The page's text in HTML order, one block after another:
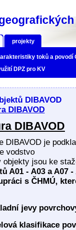
projekty
toků a povodí
DPZ pro KV
DIBAVOD
DIBAVOD
DIBAVOD
DIBAVOD je
vodstvo
objekty jsou ke
A01 - A03 a A07
s ČHMÚ,
jevy
klasifikace